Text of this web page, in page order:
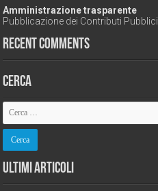
Amministrazione trasparente
Pubblicazione dei Contributi Pubblici
Recent Comments
Cerca
Ultimi Articoli